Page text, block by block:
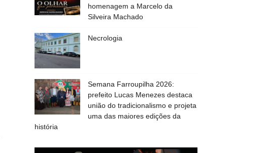
homenagem a Marcelo da
Silveira Machado
Necrologia
Semana Farroupilha 2026:
prefeito Lucas Menezes destaca
união do tradicionalismo e projeta
uma das maiores edições da
história